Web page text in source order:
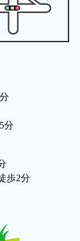
分
歩2分